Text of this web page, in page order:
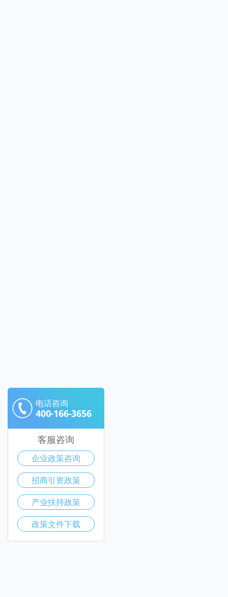
电话咨询
400-166-3656
客服咨询
企业政策咨询
招商引资政策
产业扶持政策
政策文件下载